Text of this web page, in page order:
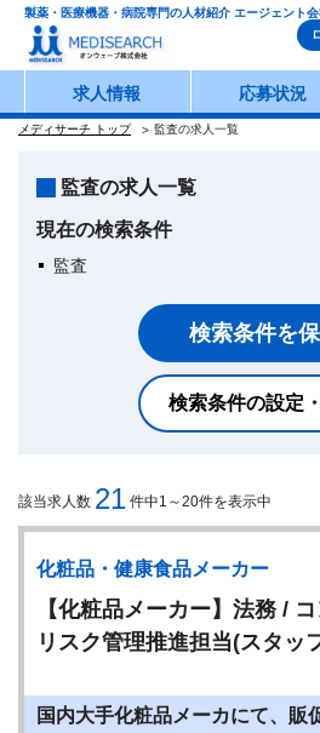
製薬・医療機器・病院専門の人材紹介 エージェント
求人情報 応募状況
メディサーチ トップ 監査の求人一覧
監査の求人一覧
現在の検索条件
監査
検索条件を
検索条件の設定
該当求人数 21 件中1～20件を表示中
化粧品・健康食品メーカー
【化粧品メーカー】法務 /
リスク管理推進担当(スタッ
国内大手化粧品メーカにて、販